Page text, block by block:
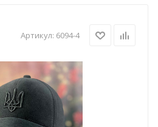
Артикул: 6094-4